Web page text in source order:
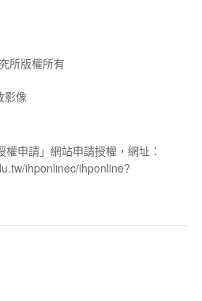
所版權所有
影像
申請」網站申請授權，網址：
ihponlinec/ihponline?